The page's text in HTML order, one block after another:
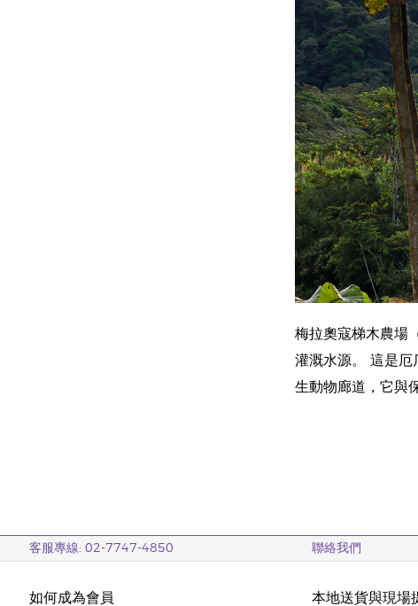
梅拉奧寇梯木農場
灌溉水源。 這是厄
生動物廊道，它與
客服專線: 02-7747-4850 聯絡我們
如何成為會員 本地送貨與現場